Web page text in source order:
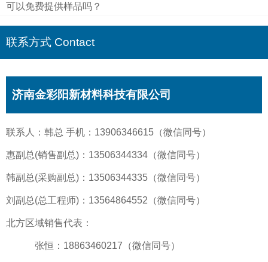
可以免费提供样品吗？
联系方式 Contact
济南金彩阳新材料科技有限公司
联系人：韩总 手机：13906346615（微信同号）
惠副总(销售副总)：13506344334（微信同号）
韩副总(采购副总)：13506344335（微信同号）
刘副总(总工程师)：13564864552（微信同号）
北方区域销售代表：
张恒：18863460217（微信同号）